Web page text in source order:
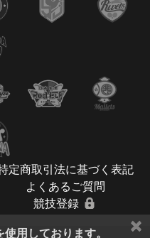
定商取引法に基づく表記
よくあるご質問
競技登録
×
用しております。